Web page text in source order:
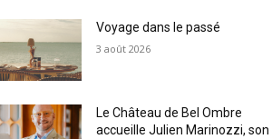
Voyage dans le passé
3 août 2026
Le Château de Bel Ombre
accueille Julien Marinozzi, son